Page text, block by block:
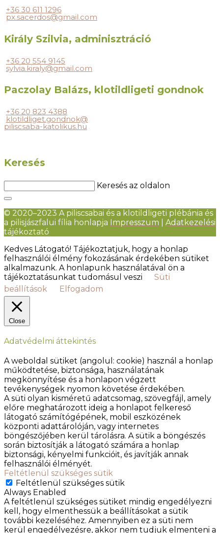
+36 30 611 1296
px.sacerdos@gmail.com
Király Szilvia, adminisztráció
+36 20 554 9145
sylvia.kiraly@gmail.com
Paczolay Balázs, klotildligeti gondnok
+36 20 823 4388
klotildliget.gondnok@
piliscsaba-katolikus.hu
Keresés
Keresés az oldalon
© 2020–2023 A piliscsabai és a klotildligeti plébánia és
a pilisjászfalui fília honlapja Impresszum
Adatkezelési
tájékoztató
Kedves Látogató! Tájékoztatjuk, hogy a honlap
felhasználói élmény fokozásának érdekében sütiket
alkalmazunk. A honlapunk használatával ön a
tájékoztatásunkat tudomásul veszi
Süti
beállítások
Elfogadom
Close
Adatvédelmi áttekintés
A weboldal sütiket (angolul: cookie) használ a honlap
működtetése, biztonsága, használatának
megkönnyítése és a honlapon végzett
tevékenységek nyomon követése érdekében.
A süti olyan kisméretű adatcsomag, szövegfájl, amely
előre meghatározott ideig a honlapot felkereső
látogató számítógépének, mobil eszközének
központi adattárolóján, vagy internetes
böngészőjében kerül tárolásra. A sütik a böngészés
során biztosítják a látogató számára a honlap
biztonsági, kényelmi funkcióit, és javítják annak
felhasználói élményét.
Feltétlenül szükséges sütik
Feltétlenül szükséges sütik
Always Enabled
A feltétlenül szükséges sütiket mindig engedélyezni
kell, hogy elmenthessük a beállításokat a sütik
további kezeléséhez. Amennyiben ez a süti nem
kerül engedélyezésre, akkor nem tudjuk elmenteni a